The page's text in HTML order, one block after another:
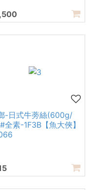
-日式牛蒡絲(600g/
全素-1F3B【魚大俠】